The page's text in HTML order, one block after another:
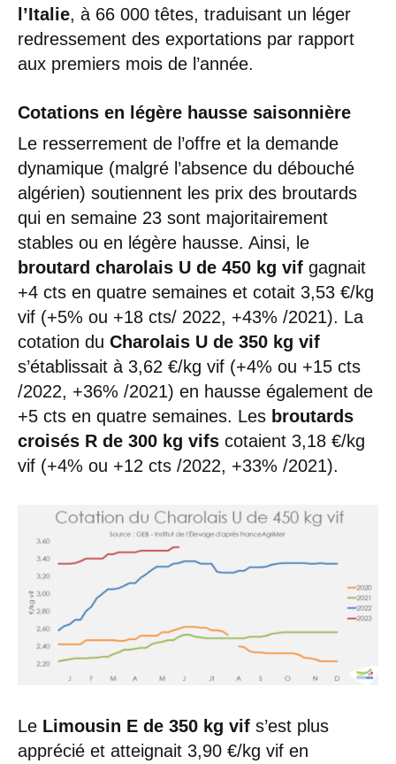
l’Italie, à 66 000 têtes, traduisant un léger
redressement des exportations par rapport
aux premiers mois de l’année.
Cotations en légère hausse saisonnière
Le resserrement de l’offre et la demande
dynamique (malgré l’absence du débouché
algérien) soutiennent les prix des broutards
qui en semaine 23 sont majoritairement
stables ou en légère hausse. Ainsi, le
broutard charolais U de 450 kg vif gagnait
+4 cts en quatre semaines et cotait 3,53 €/kg
vif (+5% ou +18 cts/ 2022, +43% /2021). La
cotation du Charolais U de 350 kg vif
s’établissait à 3,62 €/kg vif (+4% ou +15 cts
/2022, +36% /2021) en hausse également de
+5 cts en quatre semaines. Les broutards
croisés R de 300 kg vifs cotaient 3,18 €/kg
vif (+4% ou +12 cts /2022, +33% /2021).
Le Limousin E de 350 kg vif s’est plus
apprécié et atteignait 3,90 €/kg vif en